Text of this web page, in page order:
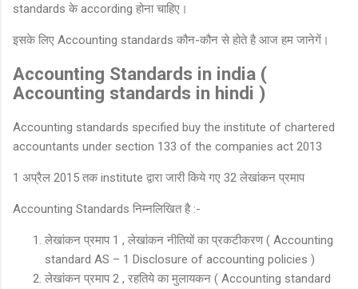
standards के according होना चाहिए।
इसके लिए Accounting standards कौन-कौन से होते है आज हम जानेगें।
Accounting Standards in india (
Accounting standards in hindi )
Accounting standards specified buy the institute of chartered
accountants under section 133 of the companies act 2013
1 अप्रैल 2015 तक institute द्वारा जारी किये गए 32 लेखांकन प्रमाप
Accounting Standards निम्नलिखित है :-
लेखांकन प्रमाप 1 , लेखांकन नीतियों का प्रकटीकरण ( Accounting
standard AS – 1 Disclosure of accounting policies )
लेखांकन प्रमाप 2 , रहतिये का मुलायकन ( Accounting standard